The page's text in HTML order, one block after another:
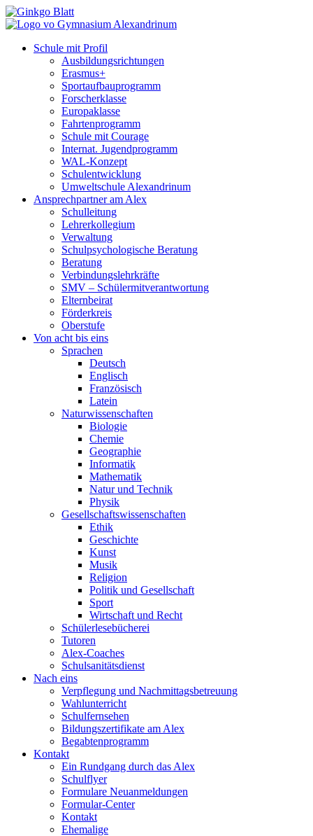
Schule mit Profil
Ausbildungsrichtungen
Erasmus+
Sportaufbauprogramm
Forscherklasse
Europaklasse
Fahrtenprogramm
Schule mit Courage
Internat. Jugendprogramm
WAL-Konzept
Schulentwicklung
Umweltschule Alexandrinum
Ansprechpartner am Alex
Schulleitung
Lehrerkollegium
Verwaltung
Schulpsychologische Beratung
Beratung
Verbindungslehrkräfte
SMV – Schülermitverantwortung
Elternbeirat
Förderkreis
Oberstufe
Von acht bis eins
Sprachen
Deutsch
Englisch
Französisch
Latein
Naturwissenschaften
Biologie
Chemie
Geographie
Informatik
Mathematik
Natur und Technik
Physik
Gesellschaftswissenschaften
Ethik
Geschichte
Kunst
Musik
Religion
Politik und Gesellschaft
Sport
Wirtschaft und Recht
Schülerlesebücherei
Tutoren
Alex-Coaches
Schulsanitätsdienst
Nach eins
Verpflegung und Nachmittagsbetreuung
Wahlunterricht
Schulfernsehen
Bildungszertifikate am Alex
Begabtenprogramm
Kontakt
Ein Rundgang durch das Alex
Schulflyer
Formulare Neuanmeldungen
Formular-Center
Kontakt
Ehemalige